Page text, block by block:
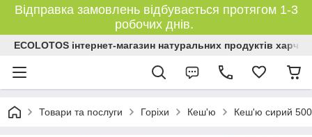
Відправка замовлень відбувається протягом 1-3
робочих днів.
ECOLOTOS інтернет-магазин натуральних продуктів
Товари та послуги Горіхи Кеш'ю Кеш'ю сирий 500